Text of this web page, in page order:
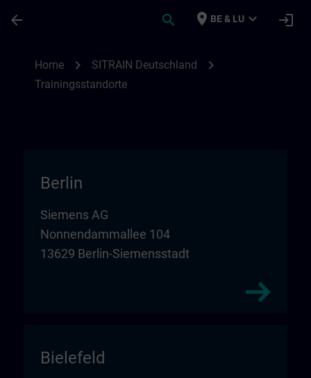
arrow_back search place BE & LU expand_more login
Home chevron_right SITRAIN Deutschland chevron_right
Trainingsstandorte
Berlin
Siemens AG
Nonnendammallee 104
13629 Berlin-Siemensstadt
Bielefeld